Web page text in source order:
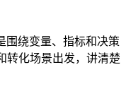
围绕变量、指标和决策
转化场景出发，讲清楚